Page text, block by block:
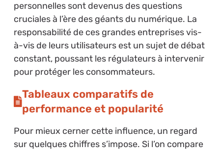
personnelles sont devenus des questions
cruciales à l’ère des géants du numérique. La
responsabilité de ces grandes entreprises vis-
à-vis de leurs utilisateurs est un sujet de débat
constant, poussant les régulateurs à intervenir
pour protéger les consommateurs.
Tableaux comparatifs de
performance et popularité
Pour mieux cerner cette influence, un regard
sur quelques chiffres s’impose. Si l’on compare